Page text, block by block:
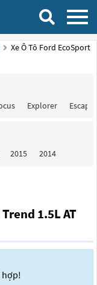
Xe Ô Tô Ford EcoSport
Explorer Escape
2015 2014
1.5L AT
hợp!